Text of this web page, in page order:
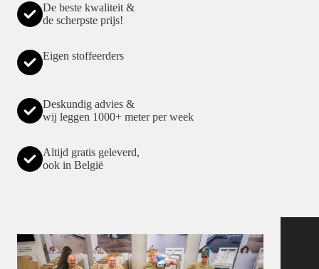
De beste kwaliteit &
de scherpste prijs!
Eigen stoffeerders
Deskundig advies &
wij leggen 1000+ meter per week
Altijd gratis geleverd,
ook in België